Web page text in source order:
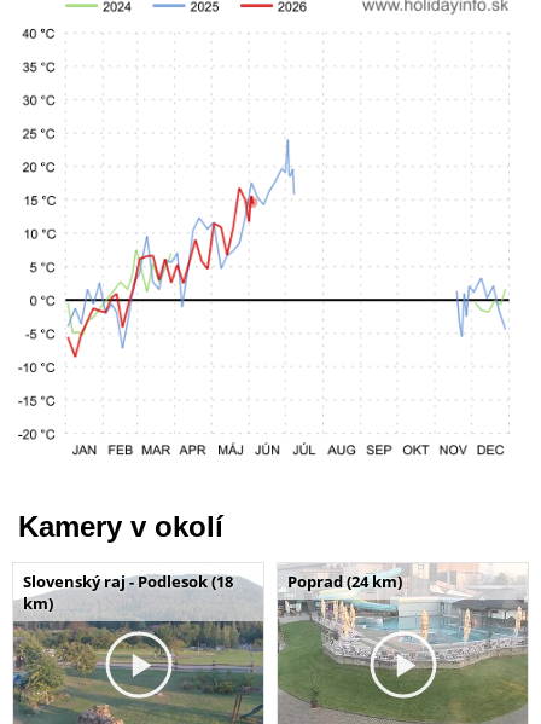
Kamery v okolí
Slovenský raj - Podlesok (18
km)
Poprad (24 km)